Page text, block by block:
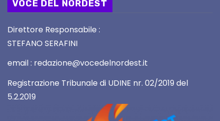
VOCE DEL NORDEST
Direttore Responsabile :
STEFANO SERAFINI
email : redazione@vocedelnordest.it
Registrazione Tribunale di UDINE nr. 02/2019 del
5.2.2019